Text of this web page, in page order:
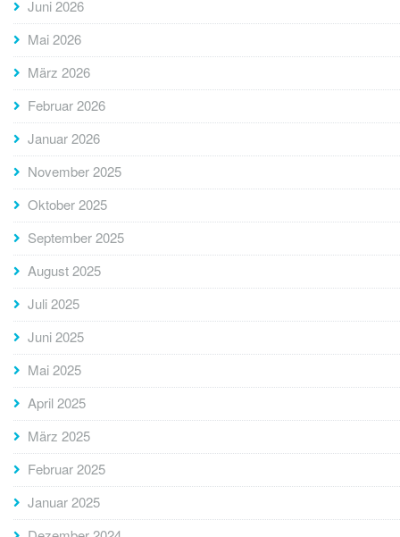
Juni 2026
Mai 2026
März 2026
Februar 2026
Januar 2026
November 2025
Oktober 2025
September 2025
August 2025
Juli 2025
Juni 2025
Mai 2025
April 2025
März 2025
Februar 2025
Januar 2025